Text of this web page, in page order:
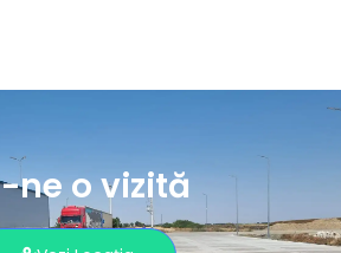
ne o vizită